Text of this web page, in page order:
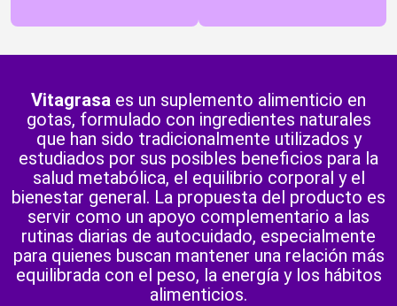
Vitagrasa es un suplemento alimenticio en
gotas, formulado con ingredientes naturales
que han sido tradicionalmente utilizados y
estudiados por sus posibles beneficios para la
salud metabólica, el equilibrio corporal y el
bienestar general. La propuesta del producto es
servir como un apoyo complementario a las
rutinas diarias de autocuidado, especialmente
para quienes buscan mantener una relación más
equilibrada con el peso, la energía y los hábitos
alimenticios.